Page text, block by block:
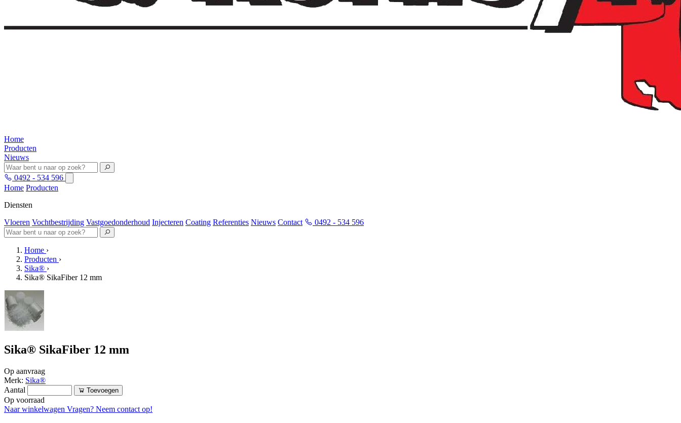
Home
Producten
Nieuws
0492 - 534 596
Home Producten
Diensten
Vloeren Vochtbestrijding Vastgoedonderhoud Injecteren Coating Referenties Nieuws Contact 0492 - 534 596
Home ›
Producten ›
Sika® ›
Sika® SikaFiber 12 mm
Sika® SikaFiber 12 mm
Op aanvraag
Merk: Sika®
Aantal
Toevoegen
Op voorraad
Naar winkelwagen Vragen? Neem contact op!